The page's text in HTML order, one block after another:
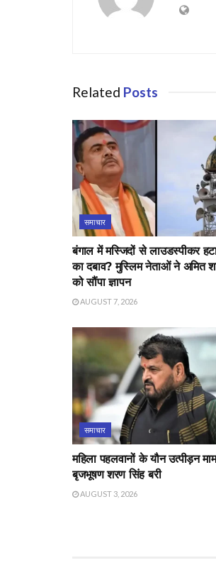
Related Posts
समाचार
बंगाल में मस्जिदों से लाउडस्पीकर
का दबाव? मुस्लिम नेताओं ने अमित
को सौंपा ज्ञापन
AUGUST 7, 2026
समाचार
महिला पहलवानों के यौन उत्पीड़न
बृजभूषण शरण सिंह बरी
AUGUST 3, 2026